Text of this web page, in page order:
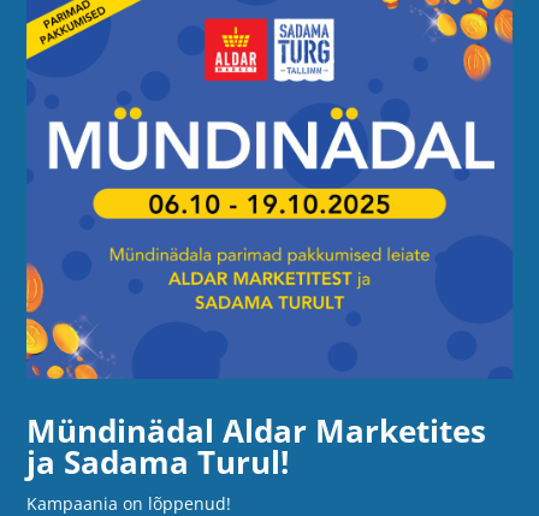
Mündinädal Aldar Marketites
ja Sadama Turul!
Kampaania on lõppenud!